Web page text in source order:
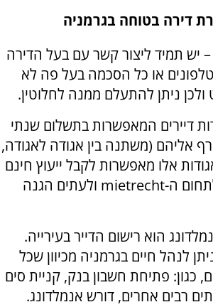
דירה בטוחה בגרמניה
– יש תמיד ליצור קשר עם בעל הדירה
טלפונים או כל הסכמה בעל פה לא
ניתן להתעלם ממנה לחלוטין.
דיירים המאפשרות בתשלום שנתי
להצטרף אליהם (משתנה בין אגודה לאגודה,
אלו מאפשרות לקבל ייעוץ חינם
ה-mietrecht ולעתים הגנה
הוא רישום הדייר בעירייה.
לנהל חיים בגרמניה מכיוון שכל
כגון: פתיחת חשבון בנק, קניית סים
רבים אחרים, דורש אנמלדונג.